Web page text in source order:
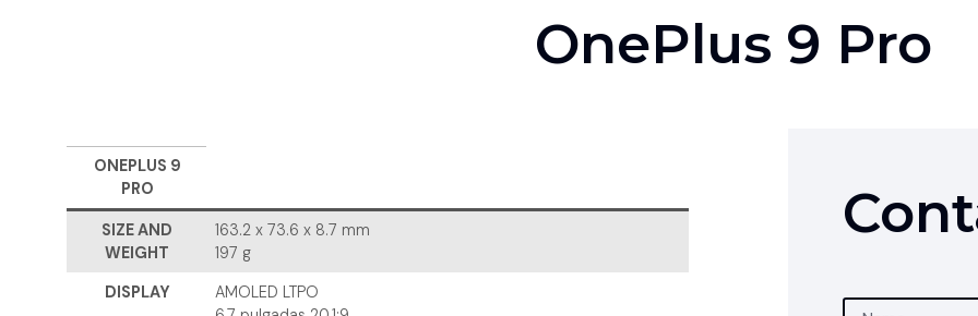
OnePlus 9 Pro
ONEPLUS 9
PRO
SIZE AND
WEIGHT
163.2 x 73.6 x 8.7 mm
197 g
DISPLAY
AMOLED LTPO